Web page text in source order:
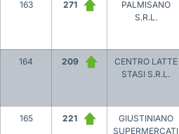
163 271
PALMISANO
S.R.L.
164 209
CENTRO LATTE
STASI S.R.L.
165 221
GIUSTINIANO
SUPERMERCATI